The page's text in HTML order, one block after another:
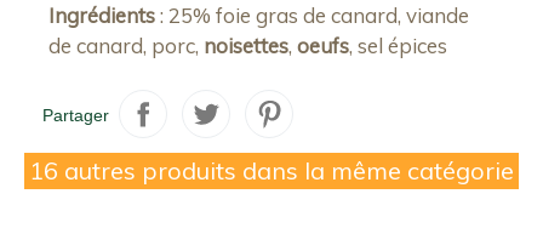
Ingrédients: 25% foie gras de canard, viande
de canard, porc, noisettes, oeufs, sel épices
Partager
16 autres produits dans la même catégorie